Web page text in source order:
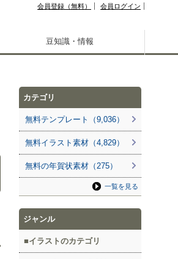
会員登録（無料） 会員ログイン
豆知識・情報
カテゴリ
無料テンプレート（9,036）
無料イラスト素材（4,829）
無料の年賀状素材（275）
一覧を見る
ジャンル
イラストのカテゴリ